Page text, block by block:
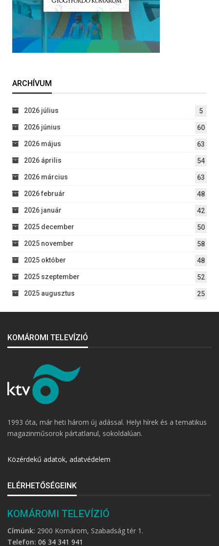
ARCHÍVUM
2026 július 5
2026 június 60
2026 május 63
2026 április 54
2026 március 63
2026 február 48
2026 január 42
2025 december 50
2025 november 58
2025 október 48
2025 szeptember 52
2025 augusztus 25
KOMÁROMI TELEVÍZIÓ
1993 óta, már heti három új adással. Helyi hírek és a tematikus
magazinműsorok pártatlanul, sokoldalúan.
Közérdekű adatok, adatvédelem
ELÉRHETŐSÉGEINK
KOMÁROMI TELEVÍZIÓ
Címünk: 2900 Komárom, Szabadság tér 1.
Telefon: 06 34 341 941